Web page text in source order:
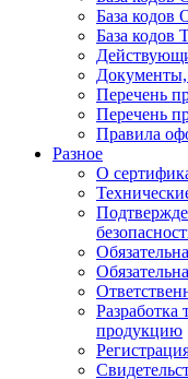
База
База
Документы,
Перечень
Перечень
Правила
Разное
О
продукцию